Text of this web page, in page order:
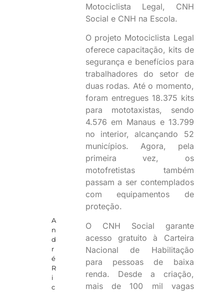
A
n
d
r
é
R
i
c
Motociclista Legal, CNH
Social e CNH na Escola.
O projeto Motociclista Legal
oferece capacitação, kits de
segurança e benefícios para
trabalhadores do setor de
duas rodas. Até o momento,
foram entregues 18.375 kits
para mototaxistas, sendo
4.576 em Manaus e 13.799
no interior, alcançando 52
municípios. Agora, pela
primeira vez, os
motofretistas também
passam a ser contemplados
com equipamentos de
proteção.
O CNH Social garante
acesso gratuito à Carteira
Nacional de Habilitação
para pessoas de baixa
renda. Desde a criação,
mais de 100 mil vagas